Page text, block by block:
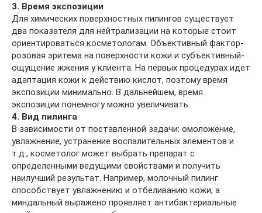
3. Время экспозиции
Для химических поверхностных пилингов существует
два показателя для нейтрализации на которые стоит
ориентироваться косметологам. Объективный фактор-
розовая эритема на поверхности кожи и субъективный-
ощущение жжения у клиента. На первых процедурах идет
адаптация кожи к действию кислот, поэтому время
экспозиции минимально. В дальнейшем, время
экспозиции понемногу можно увеличивать.
4. Вид пилинга
В зависимости от поставленной задачи: омоложение,
увлажнение, устранение воспалительных элементов и
т.д., косметолог может выбрать препарат с
определенными ведущими свойствами и получить
наилучший результат. Например, молочный пилинг
способствует увлажнению и отбеливанию кожи, а
миндальный выражено проявляет антибактериальные